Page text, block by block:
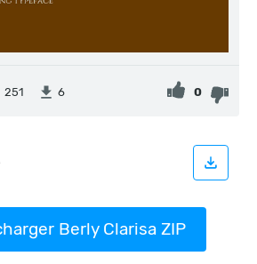
251 6 0
Berly Clarisa ZIP